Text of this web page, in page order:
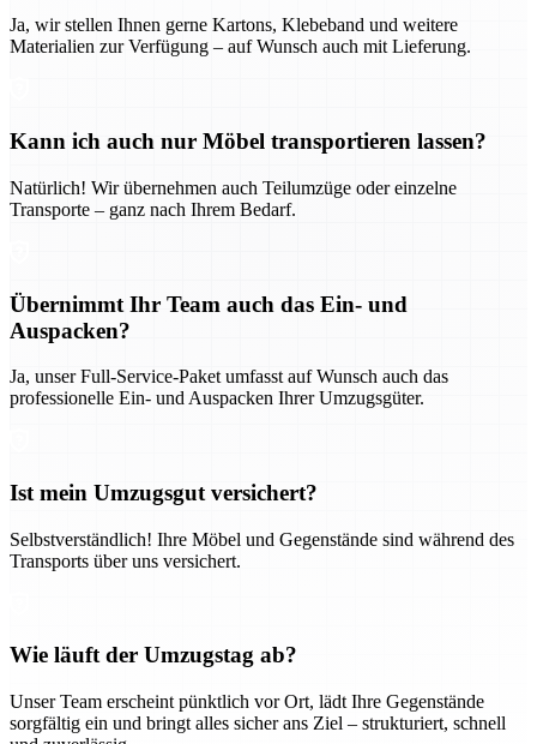
Ja, wir stellen Ihnen gerne Kartons, Klebeband und weitere
Materialien zur Verfügung – auf Wunsch auch mit Lieferung.
Kann ich auch nur Möbel transportieren lassen?
Natürlich! Wir übernehmen auch Teilumzüge oder einzelne
Transporte – ganz nach Ihrem Bedarf.
Übernimmt Ihr Team auch das Ein- und
Auspacken?
Ja, unser Full-Service-Paket umfasst auf Wunsch auch das
professionelle Ein- und Auspacken Ihrer Umzugsgüter.
Ist mein Umzugsgut versichert?
Selbstverständlich! Ihre Möbel und Gegenstände sind während des
Transports über uns versichert.
Wie läuft der Umzugstag ab?
Unser Team erscheint pünktlich vor Ort, lädt Ihre Gegenstände
sorgfältig ein und bringt alles sicher ans Ziel – strukturiert, schnell